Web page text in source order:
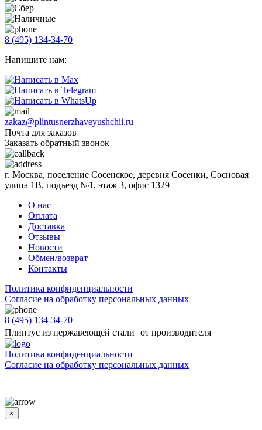
8 (495) 134-34-70
Напишите нам:
zakaz@plintusnerzhaveyushchii.ru
Почта для заказов
Заказать обратный звонок
г. Москва, поселение Сосенское, деревня Сосенки, Сосновая
улица 1В, подъезд №1, этаж 3, офис 1329
О нас
Оплата
Доставка
Отзывы
Новости
Обмен/возврат
Контакты
Политика конфиденциальности
Согласиe на обработку персональных данных
8 (495) 134-34-70
Плинтус из нержавеющей стали от производителя
Политика конфиденциальности
Согласиe на обработку персональных данных
×